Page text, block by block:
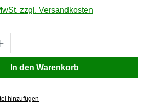
zzgl. Versandkosten
Gib den gewünschten
In den Warenkorb
hinzufügen